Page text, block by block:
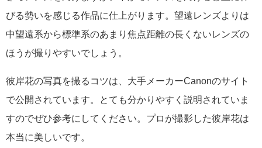
びる勢いを感じる作品に仕上がります。望遠レンズよりは
中望遠系から標準系のあまり焦点距離の長くないレンズの
ほうが撮りやすいでしょう。
彼岸花の写真を撮るコツは、大手メーカーCanonのサイト
で公開されています。とても分かりやすく説明されていま
すのでぜひ参考にしてください。プロが撮影した彼岸花は
本当に美しいです。